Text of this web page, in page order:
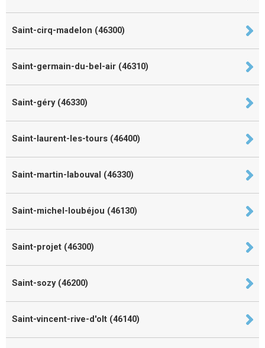
Saint-cirq-madelon (46300)
Saint-germain-du-bel-air (46310)
Saint-géry (46330)
Saint-laurent-les-tours (46400)
Saint-martin-labouval (46330)
Saint-michel-loubéjou (46130)
Saint-projet (46300)
Saint-sozy (46200)
Saint-vincent-rive-d'olt (46140)